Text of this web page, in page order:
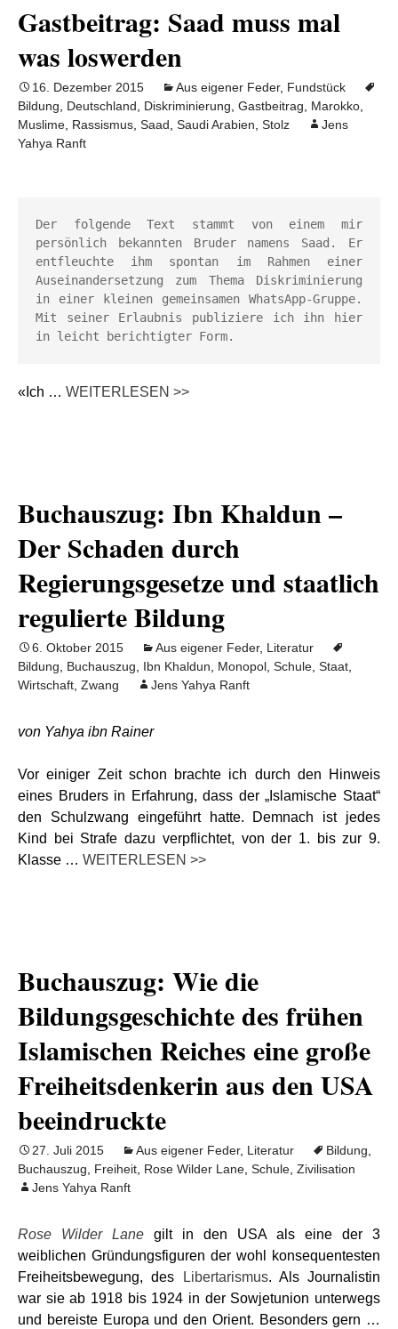
Gastbeitrag: Saad muss mal
was loswerden
16. Dezember 2015 Aus eigener Feder, Fundstück
Bildung
Deutschland Diskriminierung Gastbeitrag Marokko
Muslime Rassismus Saad Saudi Arabien Stolz
Jens
Yahya Ranft
Der folgende Text stammt von einem mir
persönlich bekannten Bruder namens Saad. Er
entfleuchte ihm spontan im Rahmen einer
Auseinandersetzung zum Thema Diskriminierung
in einer kleinen gemeinsamen WhatsApp-Gruppe.
Mit seiner Erlaubnis publiziere ich ihn hier
in leicht berichtigter Form.
«Ich … WEITERLESEN >>
Buchauszug: Ibn Khaldun –
Der Schaden durch
Regierungsgesetze und staatlich
regulierte Bildung
6. Oktober 2015 Aus eigener Feder, Literatur
Bildung
Buchauszug Ibn Khaldun Monopol Schule Staat
Wirtschaft Zwang Jens Yahya Ranft
von Yahya ibn Rainer
Vor einiger Zeit schon brachte ich durch den Hinweis
eines Bruders in Erfahrung, dass der „Islamische Staat“
den Schulzwang eingeführt hatte. Demnach ist jedes
Kind bei Strafe dazu verpflichtet, von der 1. bis zur 9.
Klasse … WEITERLESEN >>
Buchauszug: Wie die
Bildungsgeschichte des frühen
Islamischen Reiches eine große
Freiheitsdenkerin aus den USA
beeindruckte
27. Juli 2015 Aus eigener Feder, Literatur Bildung
Buchauszug
Freiheit Rose Wilder Lane Schule Zivilisation
Jens Yahya Ranft
Rose Wilder Lane gilt in den USA als eine der 3
weiblichen Gründungsfiguren der wohl konsequentesten
Freiheitsbewegung, des
Libertarismus. Als Journalistin
war sie ab 1918 bis 1924 in der Sowjetunion unterwegs
und bereiste Europa und den Orient. Besonders gern …